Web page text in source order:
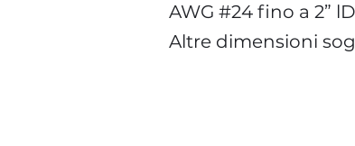
AWG #24 fino a 2” lD
Altre dimensioni